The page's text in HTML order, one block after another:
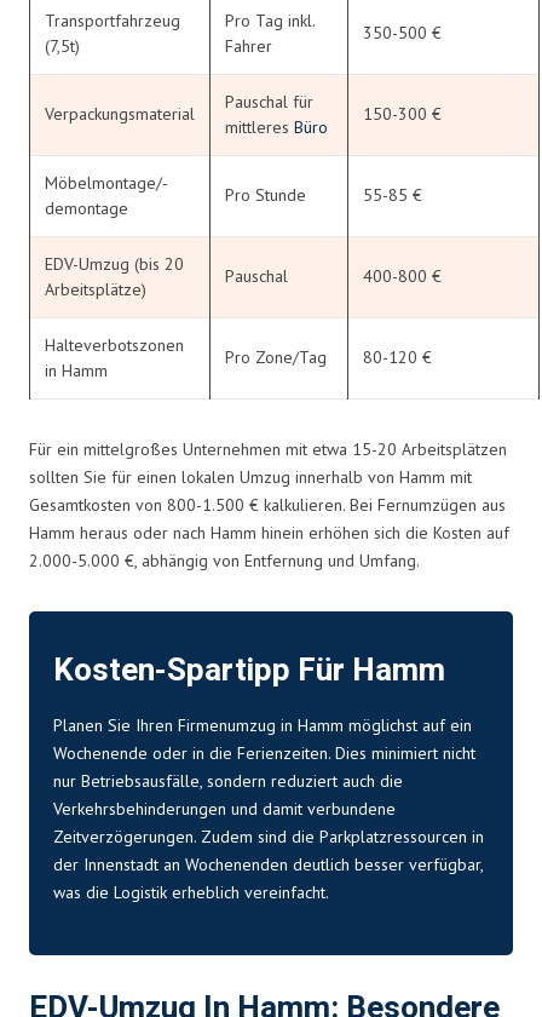
Transportfahrzeug
(7,5t)
Pro Tag inkl.
Fahrer
350-500 €
Verpackungsmaterial
Pauschal für
mittleres Büro
150-300 €
Möbelmontage/-
demontage
Pro Stunde 55-85 €
EDV-Umzug (bis 20
Arbeitsplätze)
Pauschal 400-800 €
Halteverbotszonen
in Hamm
Pro Zone/Tag 80-120 €
Für ein mittelgroßes Unternehmen mit etwa 15-20 Arbeitsplätzen
sollten Sie für einen lokalen Umzug innerhalb von Hamm mit
Gesamtkosten von 800-1.500 € kalkulieren. Bei Fernumzügen aus
Hamm heraus oder nach Hamm hinein erhöhen sich die Kosten auf
2.000-5.000 €, abhängig von Entfernung und Umfang.
Kosten-Spartipp Für Hamm
Planen Sie Ihren Firmenumzug in Hamm möglichst auf ein
Wochenende oder in die Ferienzeiten. Dies minimiert nicht
nur Betriebsausfälle, sondern reduziert auch die
Verkehrsbehinderungen und damit verbundene
Zeitverzögerungen. Zudem sind die Parkplatzressourcen in
der Innenstadt an Wochenenden deutlich besser verfügbar,
was die Logistik erheblich vereinfacht.